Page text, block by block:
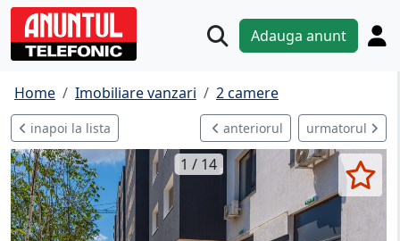
Adauga anunt
Home Imobiliare vanzari 2 camere
inapoi la lista anteriorul urmatorul
1 / 14